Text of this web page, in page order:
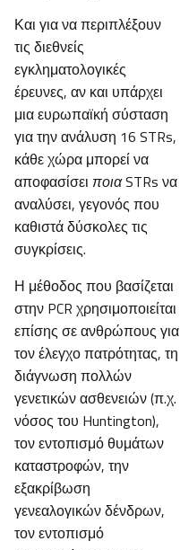
Και για να περιπλέξουν
τις διεθνείς
εγκληματολογικές
έρευνες, αν και υπάρχει
μια ευρωπαϊκή σύσταση
για την ανάλυση 16 STRs,
κάθε χώρα μπορεί να
αποφασίσει ποιαSTRs να
αναλύσει, γεγονός που
καθιστά δύσκολες τις
συγκρίσεις.
Η μέθοδος που βασίζεται
στην PCR χρησιμοποιείται
επίσης σε ανθρώπους για
τον έλεγχο πατρότητας, τη
διάγνωση πολλών
γενετικών ασθενειών (π.χ.
νόσος του Huntington),
τον εντοπισμό θυμάτων
καταστροφών, την
εξακρίβωση
γενεαλογικών δένδρων,
τον εντοπισμό